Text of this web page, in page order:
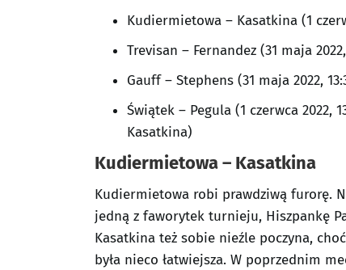
Kudiermietowa – Kasatkina (1
Trevisan – Fernandez (31 maja
Gauff – Stephens (31 maja 2022,
Świątek – Pegula (1 czerwca 2022,
Kasatkina)
Kudiermietowa – Kasatkina
Kudiermietowa robi prawdziwą furorę.
jedną z faworytek turnieju, Hiszpankę
Kasatkina też sobie nieźle poczyna,
była nieco łatwiejsza. W poprzednim